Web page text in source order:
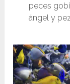
peces
ángel y